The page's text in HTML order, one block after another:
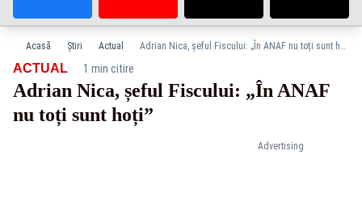
Acasă Știri Actual Adrian Nica, șeful Fiscului: „În ANAF nu toți sunt hoți”
Advertising
ACTUAL· 1 min citire
Adrian Nica, șeful Fiscului: „În ANAF
nu toți sunt hoți”